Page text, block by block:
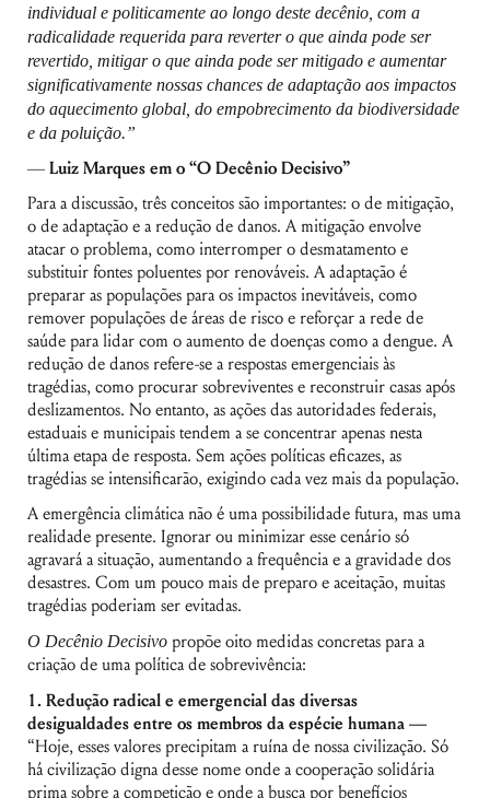
individual e politicamente ao longo deste decênio, com a
radicalidade requerida para reverter o que ainda pode ser
revertido, mitigar o que ainda pode ser mitigado e aumentar
significativamente nossas chances de adaptação aos impactos
do aquecimento global, do empobrecimento da biodiversidade
e da poluição.”
—Luiz Marques em o “O Decênio Decisivo”
Para a discussão, três conceitos são importantes: o de mitigação,
o de adaptação e a redução de danos. A mitigação envolve
atacar o problema, como interromper o desmatamento e
substituir fontes poluentes por renováveis. A adaptação é
preparar as populações para os impactos inevitáveis, como
remover populações de áreas de risco e reforçar a rede de
saúde para lidar com o aumento de doenças como a dengue. A
redução de danos refere-se a respostas emergenciais às
tragédias, como procurar sobreviventes e reconstruir casas após
deslizamentos. No entanto, as ações das autoridades federais,
estaduais e municipais tendem a se concentrar apenas nesta
última etapa de resposta. Sem ações políticas eficazes, as
tragédias se intensificarão, exigindo cada vez mais da população.
A emergência climática não é uma possibilidade futura, mas uma
realidade presente. Ignorar ou minimizar esse cenário só
agravará a situação, aumentando a frequência e a gravidade dos
desastres. Com um pouco mais de preparo e aceitação, muitas
tragédias poderiam ser evitadas.
O Decênio Decisivo propõe oito medidas concretas para a
criação de uma política de sobrevivência:
1.Redução radical e emergencial das diversas
desigualdades entre os membros da espécie humana —
“Hoje, esses valores precipitam a ruína de nossa civilização. Só
há civilização digna desse nome onde a cooperação solidária
prima sobre a competição e onde a busca por benefícios